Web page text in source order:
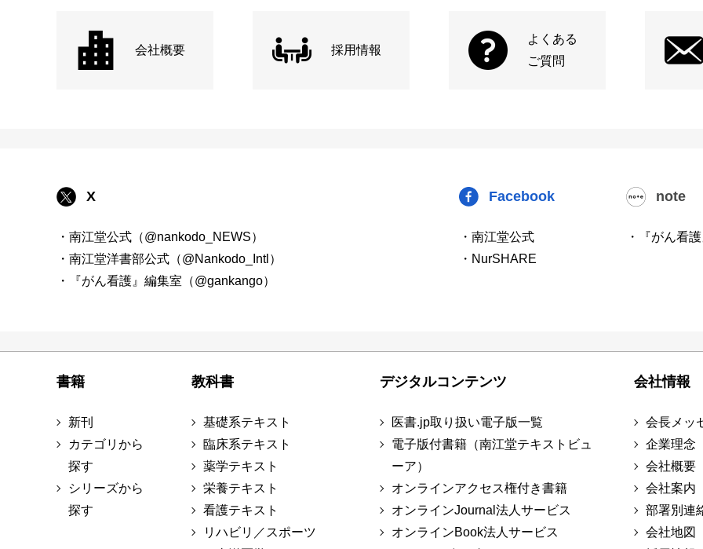
会社概要 採用情報
よくある
ご質問
X
・南江堂公式（@nankodo_NEWS）
・南江堂洋書部公式（@Nankodo_Intl）
・『がん看護』編集室（@gankango）
Facebook
・南江堂公式
・NurSHARE
note
・『がん看
書籍
新刊
カテゴリから
探す
シリーズから
探す
教科書
基礎系テキスト
臨床系テキスト
薬学テキスト
栄養テキスト
看護テキスト
リハビリ／スポーツ
デジタルコンテンツ
医書.jp取り扱い電子版一覧
電子版付書籍（南江堂テキストビュ
ーア）
オンラインアクセス権付き書籍
オンラインJournal法人サービス
オンラインBook法人サービス
会社情報
会長メッ
企業理念
会社概要
会社案内
部署別連
会社地図